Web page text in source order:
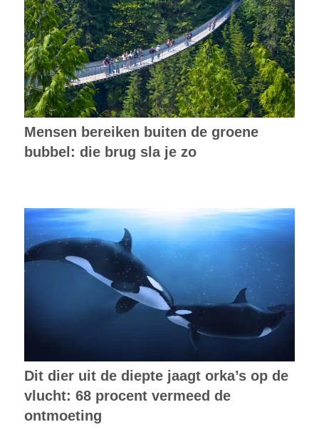
Mensen bereiken buiten de groene
bubbel: die brug sla je zo
Dit dier uit de diepte jaagt orka’s op de
vlucht: 68 procent vermeed de
ontmoeting